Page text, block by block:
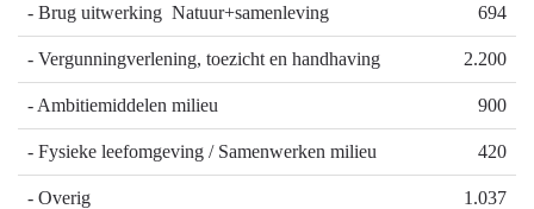
- Brug uitwerking Natuur+samenleving 694
- Vergunningverlening, toezicht en handhaving 2.200
- Ambitiemiddelen milieu 900
- Fysieke leefomgeving / Samenwerken milieu 420
- Overig 1.037